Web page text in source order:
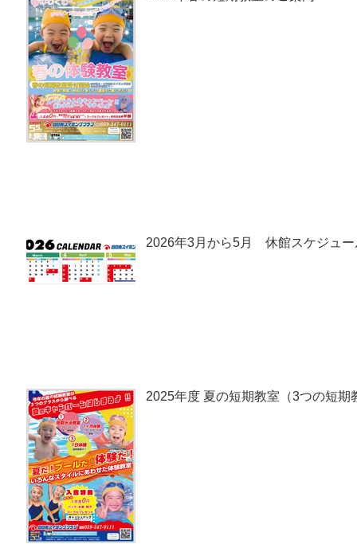
2026年3月から5月 休館スケジュー
2025年度 夏の短期教室（3つの短期